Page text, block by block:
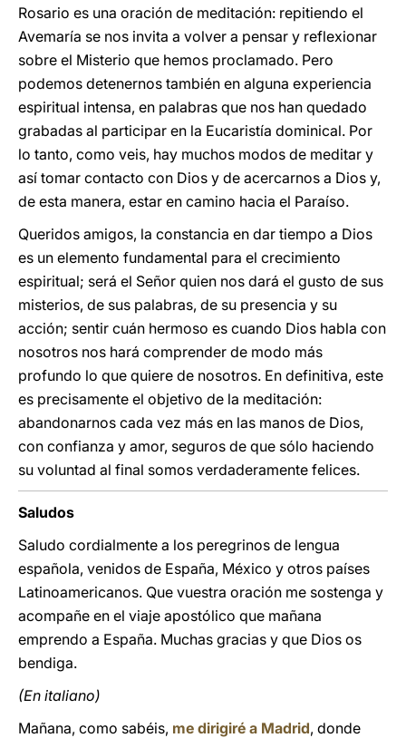
Rosario es una oración de meditación: repitiendo el
Avemaría se nos invita a volver a pensar y reflexionar
sobre el Misterio que hemos proclamado. Pero
podemos detenernos también en alguna experiencia
espiritual intensa, en palabras que nos han quedado
grabadas al participar en la Eucaristía dominical. Por
lo tanto, como veis, hay muchos modos de meditar y
así tomar contacto con Dios y de acercarnos a Dios y,
de esta manera, estar en camino hacia el Paraíso.
Queridos amigos, la constancia en dar tiempo a Dios
es un elemento fundamental para el crecimiento
espiritual; será el Señor quien nos dará el gusto de sus
misterios, de sus palabras, de su presencia y su
acción; sentir cuán hermoso es cuando Dios habla con
nosotros nos hará comprender de modo más
profundo lo que quiere de nosotros. En definitiva, este
es precisamente el objetivo de la meditación:
abandonarnos cada vez más en las manos de Dios,
con confianza y amor, seguros de que sólo haciendo
su voluntad al final somos verdaderamente felices.
Saludos
Saludo cordialmente a los peregrinos de lengua
española, venidos de España, México y otros países
Latinoamericanos. Que vuestra oración me sostenga y
acompañe en el viaje apostólico que mañana
emprendo a España. Muchas gracias y que Dios os
bendiga.
(En italiano)
Mañana, como sabéis, me dirigiré a Madrid, donde